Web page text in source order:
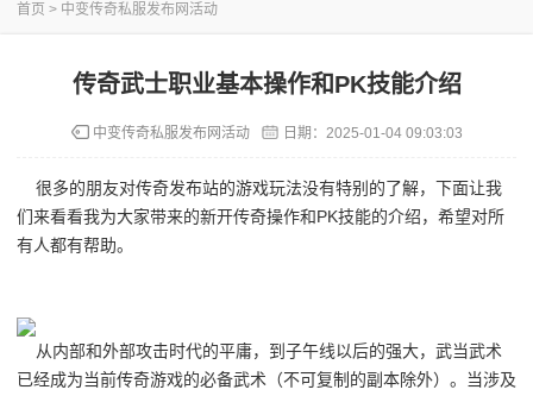
首页 > 中变传奇私服发布网活动
传奇武士职业基本操作和PK技能介绍
中变传奇私服发布网活动 日期： 2025-01-04 09:03:03
很多的朋友对传奇发布站的游戏玩法没有特别的了解，下面让我
们来看看我为大家带来的新开传奇操作和PK技能的介绍，希望对所
有人都有帮助。
从内部和外部攻击时代的平庸，到子午线以后的强大，武当武术
已经成为当前传奇游戏的必备武术（不可复制的副本除外）。当涉及